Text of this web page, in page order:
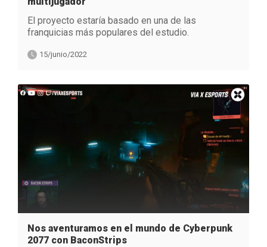
El proyecto estaría basado en una de las
franquicias más populares del estudio.
15/junio/2022
Nos aventuramos en el mundo de Cyberpunk
2077 con BaconStrips